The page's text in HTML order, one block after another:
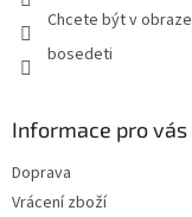
Chcete být v
bosedeti
Informace pro vás
Doprava
Vrácení zboží